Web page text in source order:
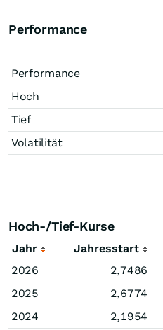
Performance
Performance
Hoch
Tief
Volatilität
Hoch-/Tief-Kurse
Jahr Jahresstart
2026
2,7486
2025
2,6774
2024
2,1954